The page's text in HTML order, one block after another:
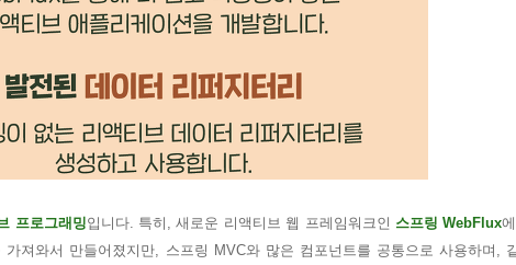
프로그래밍입니다. 특히, 새로운 리액티브 웹 프레임워크인 스프링 WebFlux
져와서 만들어졌지만, 스프링 MVC와 많은 컴포넌트를 공통으로 사용하며,